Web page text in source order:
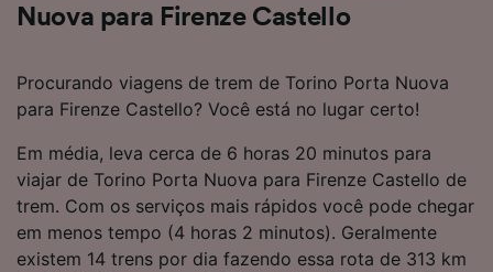
Nuova para Firenze Castello
Procurando viagens de trem de Torino Porta Nuova
para Firenze Castello? Você está no lugar certo!
Em média, leva cerca de 6 horas 20 minutos para
viajar de Torino Porta Nuova para Firenze Castello de
trem. Com os serviços mais rápidos você pode chegar
em menos tempo (4 horas 2 minutos). Geralmente
existem 14 trens por dia fazendo essa rota de 313 km